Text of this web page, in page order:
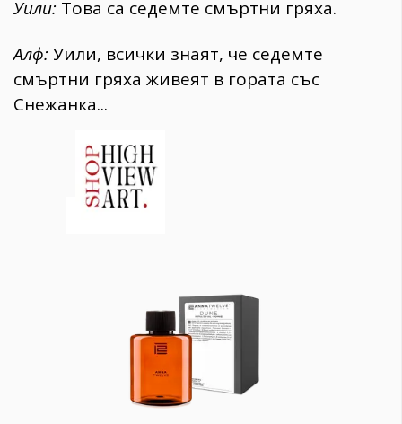
Уили: Това са седемте смъртни гряха.
Алф: Уили, всички знаят, че седемте
смъртни гряха живеят в гората със
Снежанка...